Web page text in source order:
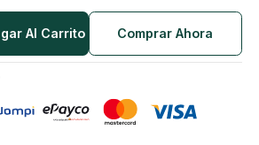
Al Carrito Comprar Ahora